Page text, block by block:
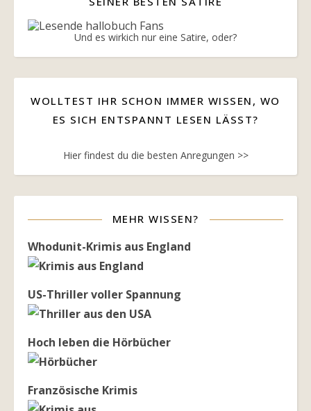
Und es wirkich nur eine Satire, oder?
WOLLTEST IHR SCHON IMMER WISSEN, WO
ES SICH ENTSPANNT LESEN LÄSST?
Hier findest du die besten Anregungen >>
MEHR WISSEN?
Whodunit-Krimis aus England
US-Thriller voller Spannung
Hoch leben die Hörbücher
Französische Krimis